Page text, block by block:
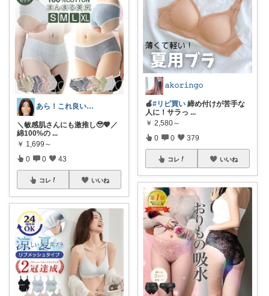
あら！これ良いわね～
＼敏感肌さんにも激推し🥹💖／
綿100%の ...
￥ 1,699～
0 0 43
コレ いいね
𝚊𝚔𝚘𝚛𝚒𝚗𝚐𝚘
🍎#リピ買い 締め付けが苦手な
人に！サラっ ...
￥ 2,580～
0 0 379
コレ いいね